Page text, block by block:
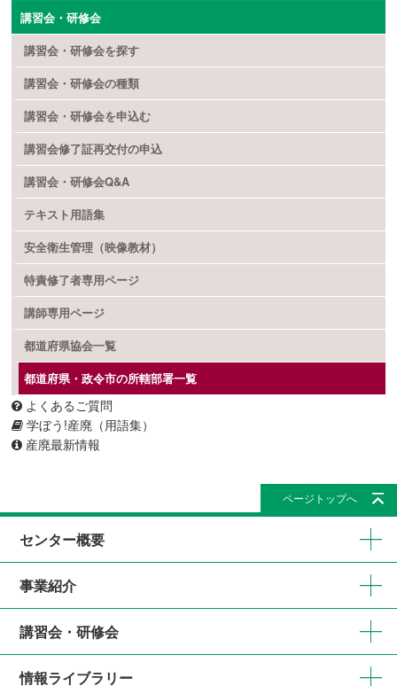
講習会・研修会
講習会・研修会を探す
講習会・研修会の種類
講習会・研修会を申込む
講習会修了証再交付の申込
講習会・研修会Q&A
テキスト用語集
安全衛生管理（映像教材）
特責修了者専用ページ
講師専用ページ
都道府県協会一覧
都道府県・政令市の所轄部署一覧
よくあるご質問
学ぼう!産廃（用語集）
産廃最新情報
ページトップへ
センター概要
事業紹介
講習会・研修会
情報ライブラリー